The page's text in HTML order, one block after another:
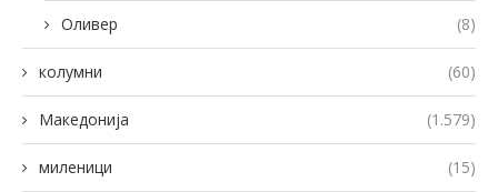
Оливер (8)
колумни (60)
Македонија (1.579)
миленици (15)